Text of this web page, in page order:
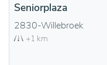
Seniorplaza
2830-Willebroek
+1 km